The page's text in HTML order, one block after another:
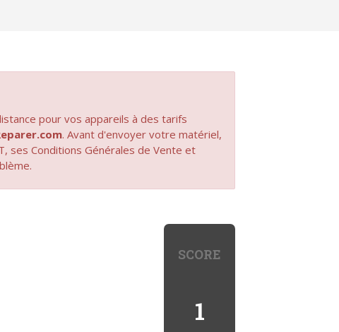
pour vos appareils à des tarifs
. Avant d'envoyer votre matériel,
ses Conditions Générales de Vente et
SCORE
1